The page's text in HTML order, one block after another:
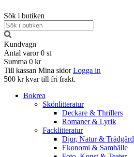
Sök i butiken
Kundvagn
Antal varor 0 st
Summa 0 kr
Till kassan Mina sidor Logga in
500 kr kvar till fri frakt.
Bokrea
Skönlitteratur
Deckare & Thrillers
Romaner & Lyrik
Facklitteratur
Djur, Natur & Trädgård
Ekonomi & Samhälle